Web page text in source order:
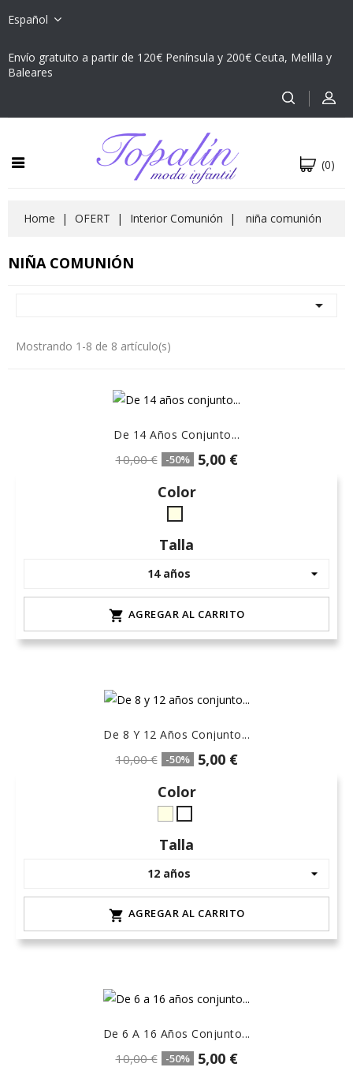
Español
Envío gratuito a partir de 120€ Península y 200€ Ceuta, Melilla y
Baleares
(0)
Home OFERT Interior Comunión niña comunión
NIÑA COMUNIÓN

Mostrando 1-8 de 8 artículo(s)
De 14 Años Conjunto...
10,00 € -50%
5,00 €
Color
crudo-
marfil
Talla
 AGREGAR AL CARRITO
De 8 Y 12 Años Conjunto...
10,00 € -50%
5,00 €
Color
crudo-
marfil
Blanco
Talla
 AGREGAR AL CARRITO
De 6 A 16 Años Conjunto...
10,00 € -50%
5,00 €